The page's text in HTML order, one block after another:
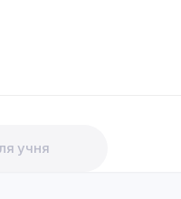
учня